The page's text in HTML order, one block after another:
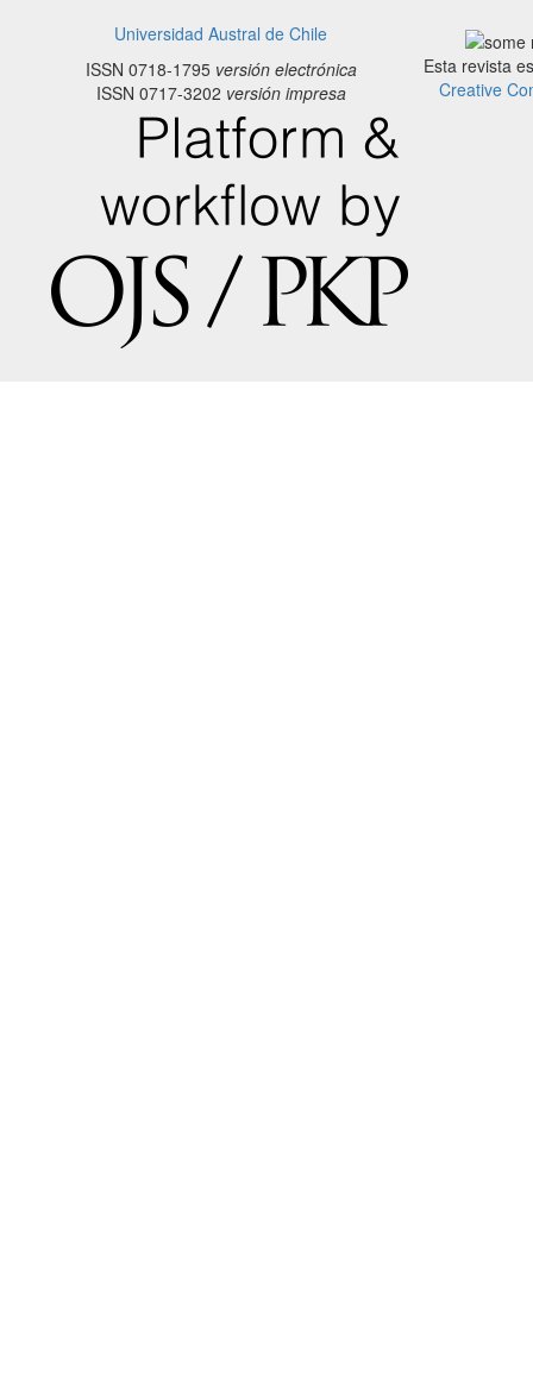
Universidad Austral de Chile
ISSN 0718-1795versión electrónica
ISSN 0717-3202 versión impresa
Esta revista
Creative